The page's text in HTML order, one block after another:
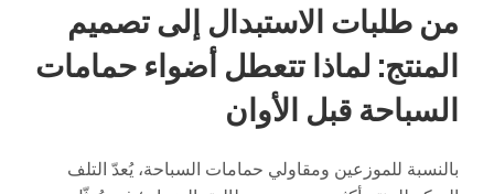
من طلبات الاستبدال إلى تصميم
المنتج: لماذا تتعطل أضواء حمامات
السباحة قبل الأوان
بالنسبة للموزعين ومقاولي حمامات السباحة، يُعدّ التلف